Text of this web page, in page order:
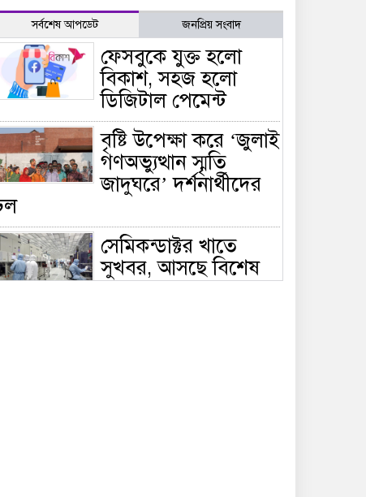
সর্বশেষ আপডেট জনপ্রিয় সংবাদ
ফেসবুকে যুক্ত হলো
বিকাশ, সহজ হলো
ডিজিটাল পেমেন্ট
বৃষ্টি উপেক্ষা করে ‘জুলাই
গণঅভ্যুত্থান স্মৃতি
জাদুঘরে’ দর্শনার্থীদের
সেমিকন্ডাক্টর খাতে
সুখবর, আসছে বিশেষ
প্রণোদনা